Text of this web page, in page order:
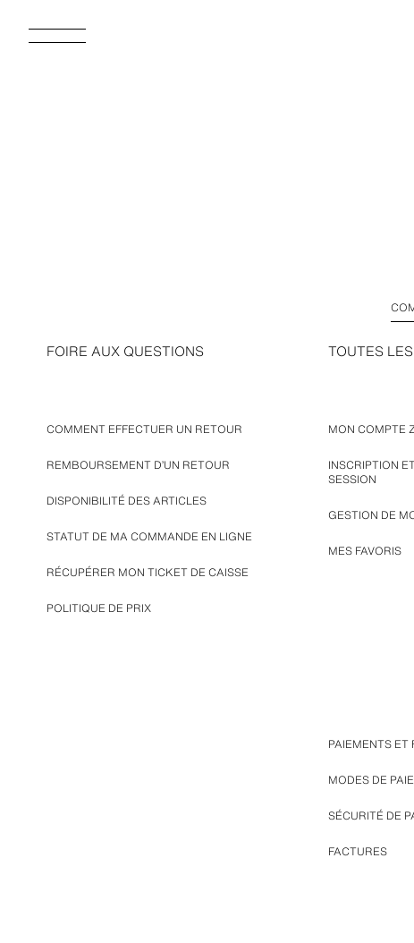
FOIRE AUX QUESTIONS
COMMENT EFFECTUER UN RETOUR
REMBOURSEMENT D’UN RETOUR
DISPONIBILITÉ DES ARTICLES
STATUT DE MA COMMANDE EN LIGNE
RÉCUPÉRER MON TICKET DE CAISSE
POLITIQUE DE PRIX
TOUTES
MON COMPTE
INSCRIPTION
SESSION
GESTION DE
MES FAVORIS
PAIEMENTS ET
MODES DE
SÉCURITÉ DE
FACTURES